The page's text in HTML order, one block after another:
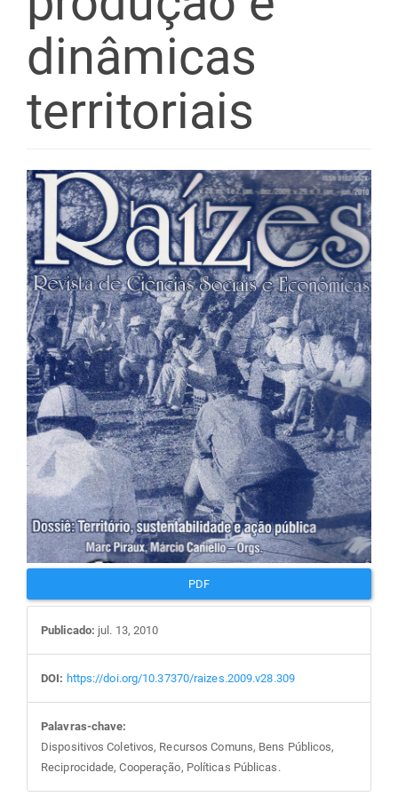
dinâmicas
territoriais
Barra
lateral
de
artigos
PDF
Publicado: jul. 13, 2010
DOI: https://doi.org/10.37370/raizes.2009.v28.309
Palavras-chave:
Dispositivos Coletivos, Recursos Comuns, Bens Públicos,
Reciprocidade, Cooperação, Políticas Públicas.